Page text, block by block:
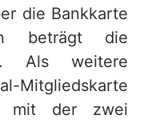
die Bankkarte
beträgt die
Als weitere
Mitgliedskarte
mit der zwei